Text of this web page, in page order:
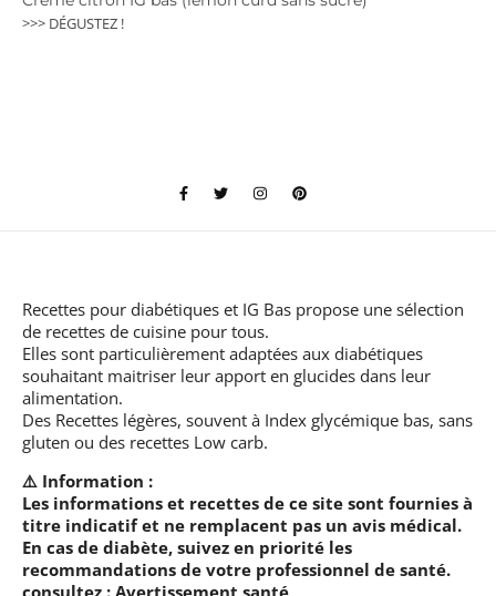
>>> DÉGUSTEZ !
Recettes pour diabétiques et IG Bas propose une sélection
de recettes de cuisine pour tous.
Elles sont particulièrement adaptées aux diabétiques
souhaitant maitriser leur apport en glucides dans leur
alimentation.
Des Recettes légères, souvent à Index glycémique bas, sans
gluten ou des recettes Low carb.
⚠️ Information :
Les informations et recettes de ce site sont fournies à
titre indicatif et ne remplacent pas un avis médical.
En cas de diabète, suivez en priorité les
recommandations de votre professionnel de santé.
consultez : Avertissement santé